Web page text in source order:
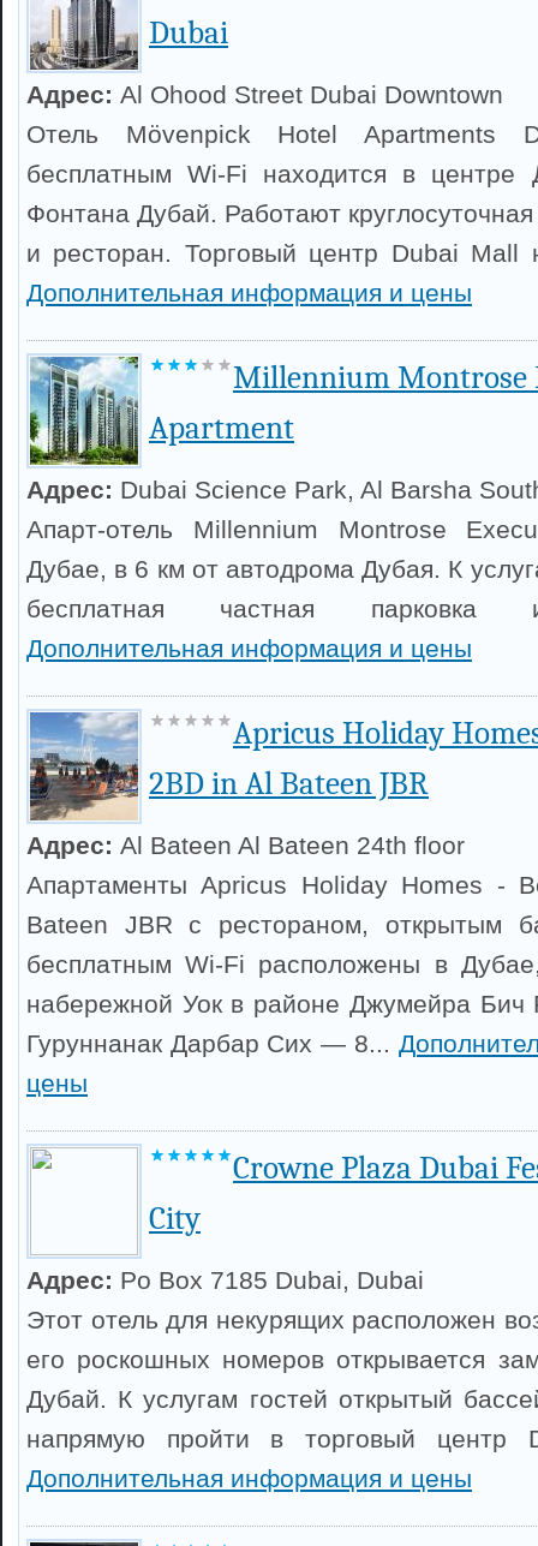
Dubai
Адрес: Al Ohood Street Dubai Downtown
Отель Mövenpick Hotel Apartments
бесплатным Wi-Fi находится в
Фонтана Дубай. Работают круглосуточная
и ресторан. Торговый центр Dubai Mall
Дополнительная информация и цены
Millennium Montrose
Apartment
Адрес: Dubai Science Park, Al Barsha
Апарт-отель Millennium Montrose
Дубае, в 6 км от автодрома Дубая. К
бесплатная частная парковка
Дополнительная информация и цены
Apricus Holiday
2BD in Al Bateen JBR
Адрес: Al Bateen Al Bateen 24th floor
Апартаменты Apricus Holiday Homes -
Bateen JBR с рестораном, открытым
бесплатным Wi-Fi расположены в
набережной Уок в районе Джумейра Бич
Гуруннанак Дарбар Сих — 8...
цены
Crowne Plaza Dubai
City
Адрес: Po Box 7185 Dubai, Dubai
Этот отель для некурящих расположен
его роскошных номеров открывается
Дубай. К услугам гостей открытый
напрямую пройти в торговый центр
Дополнительная информация и цены